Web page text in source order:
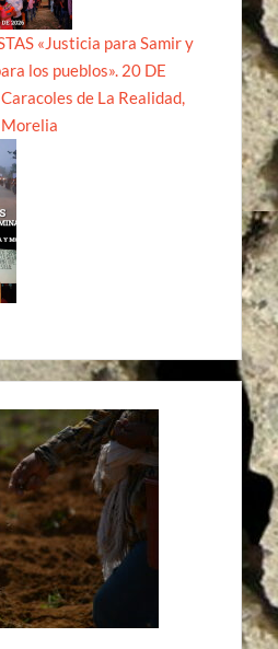
«Justicia para Samir y
los pueblos». 20 DE
de La Realidad,